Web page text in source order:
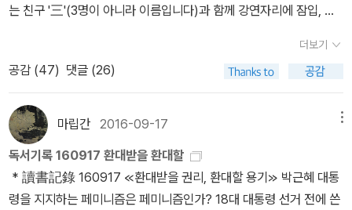
운 딜레마가 된다. 페미니스트들(레즈비언 페미니스트도 포함됨)은
들을 남성처럼 흉내 내면서도 남성 전체를 악마로 매도하는 부정 세
해 남성성이 돋보이는 복장을 착용한다. 핼버스탬은 FTM과 부치 동
성애자를 구분하는 기준이 이성애 규범성 형성에 기여하게 되고, ‘혐
오’에 이르는 성 소수자 차별로 변질될 수 있다고 지적한다. 개인의
성 정체성은 인구의 수만큼 다양하다. 그런데 억지로 틀에 끼워 맞추
되었다. 원서가 2002년에 출간되었으니 20년이나 지나고 나서
야 ‘여전히 성적으로 보수적이고 성소수자들이 살기에 척박한’ 국내
진, 2015)* 주디스 버틀러, 조현준 옮김 《젠더 트러블》 (문학동네, 2
008)잭 핼버스탬(Jack Halberstam, 그도 FTM 트랜스젠더다)이
나 주디스 버틀러(Judith Butler)처럼 성소수자 인권을 지지하며 퀴
어 정체성으로 살아가는 철학자들처럼 폴 B. 프레시아도는 이분법적
생물학적 성별(남성/여성)과 이성애 중심주의를 비판한다. 그는 생물
학적 남성중심주의의 상징이자 남성의 성적 기관인 음경과 여기에 대
은 도덕주의자들의 비난을 조금은 피할 수 있었다. 홀과 우나는 레즈
타킹 선정 도서] 게일 루빈 《일탈》 (현실문화, 2015)* 《우리가 키스
하게 놔둬요》 (큐큐, 2017) 나탈리 클리포드 바니 역시 풍족한
삶을 살았던 레즈비언이다. 그녀의 집에서 열리는 살롱은 당대의 예
술가들이 모여 들었고, 콜레트도 바니 살롱에 드나든 인물 중 한 명이
다. 60년 동안 이어진 바니 살롱에 한 번쯤 다녀간 인물은 이름만 들
어도 아는 ‘거물급’ 문학계 및 예술계 인사들이다. 앙드레 지드(Andr
e Gide), 라이너 마리아 릴케(Rainer Maria Rilke), 에즈라 파운드
(Ezra Pound), 거트루드 스타인(Gertrude Stein), 이사도라 던컨
단어로 사용되었습니다. 《조선의 퀴어》는 ‘변태’로 오인된 근대 조선
의 퀴어들을 재조명한 책입니다. 박차민정 님은 오래전부터 퀴어 이
론을 전문적으로 공부하고 연구하신 분입니다. 퀴어 페미니스트뿐만
어》입니다. 그런데 이 책이 ‘공공도서관 소장 도서’로 적합하지 않다
니…‥. 퀴어라는 주제도 페미니즘인데 어째서 《조선의 퀴어》는 공공
도서관에 들어갈 수 없었을까요? 아마도 사서는 퀴어를 진짜 ‘변
태’라고 생각했을 것이고, 이 책이 청소년의 정서에 해로운 내용이 있
을 거로 판단한 것 같습니다. 공공도서관에 ‘페미니스트 사서’ 채용이
는 친구 '三'(3명이 아니라 이름입니다)과 함께 강연자리에 잠입, 구
이 잠입작전을 기획하였을 때, 우리는 과연 이 자리에 몇 명의 남성이
참여할 것인가를 놓고 내기를 벌였다. ㄷ작가님이 재빨리 syo와 三
을 포함해서 2명이 참여할 거라고 배팅하였다. 한발 늦은 syo는 syo
와 三을 제외하고 0명이 참여할 거라고 배팅하였다. 뭔 내기가 이래.
의미 없는 승패공동체가 탄생했다. 그런데 막상 가보니, 우리의 패배
였다. 총 5명의 남성이 그 자리에 있었다. 보수의 심장 대구에서, 최근
핫하게 부상한 '그' 감별사님의 고향인 대구에서. 그리고 올해 하반기
더보기
공감 (47) 댓글 (26)
마립간 2016-09-17
독서기록 160917 환대받을 환대할
* 讀書記錄 160917 ≪환대받을 권리, 환대할 용기≫ 박근혜 대통
령을 지지하는 페미니즘은 페미니즘인가? 18대 대통령 선거 전에 쓴